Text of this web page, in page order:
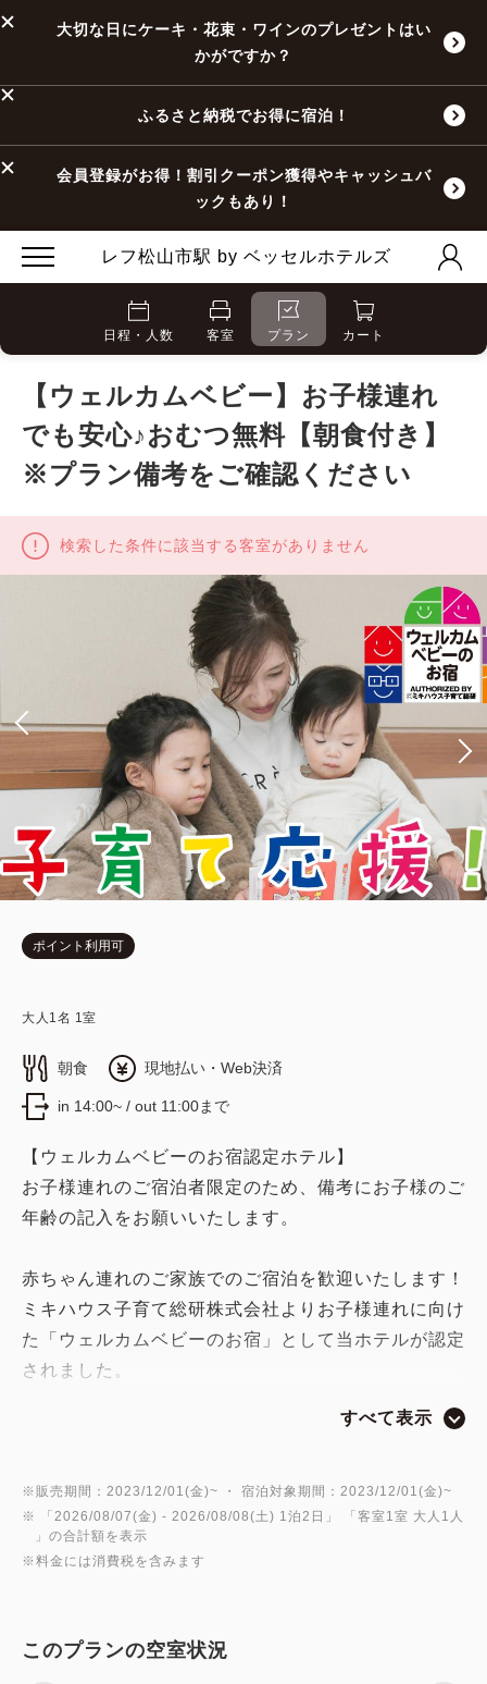
大切な日にケーキ・花束・ワインのプレゼントはい
かがですか？
ふるさと納税でお得に宿泊！
会員登録がお得！割引クーポン獲得やキャッシュバ
ックもあり！
レフ松山市駅 by ベッセルホテルズ
日程・人数 客室 プラン カート
【ウェルカムベビー】お子様連れ
でも安心♪おむつ無料【朝食付き】
※プラン備考をご確認ください
検索した条件に該当する客室がありません
ポイント利用可
大人 1 名 1 室
朝食 現地払い・Web決済
in 14:00~ / out 11:00まで
【ウェルカムベビーのお宿認定ホテル】
お子様連れのご宿泊者限定のため、備考にお子様のご
年齢の記入をお願いいたします。
赤ちゃん連れのご家族でのご宿泊を歓迎いたします！
ミキハウス子育て総研株式会社よりお子様連れに向け
た「ウェルカムベビーのお宿」として当ホテルが認定
されました。
※こちらのプランは朝食付きです
・当プランに添い寝のお子様の朝食は含みません。
チェックイン時にフロントにて朝食券の購入をお願
[サービス]
すべて表示
※販売期間：2023/12/01(金)~ ・ 宿泊対象期間：2023/12/01(金)~
※ 「 2026/08/07(金) - 2026/08/08(土) 1泊2日 」 「客室1室 大人1人
」の合計額を表示
※料金には消費税を含みます
このプランの空室状況